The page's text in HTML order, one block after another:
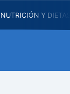
NUTRICIÓN Y